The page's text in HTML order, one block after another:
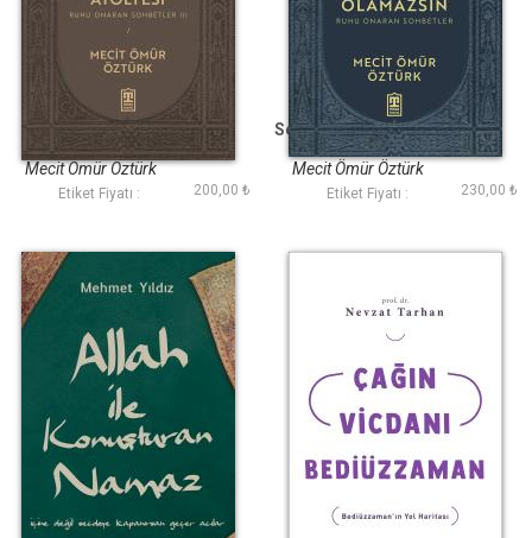
Hikmet Atölyesi
Mecit Ömür Öztürk
Etiket Fiyatı : 200,00 ₺
Sen Derviş Olamazsın
Mecit Ömür Öztürk
Etiket Fiyatı : 230,00 ₺